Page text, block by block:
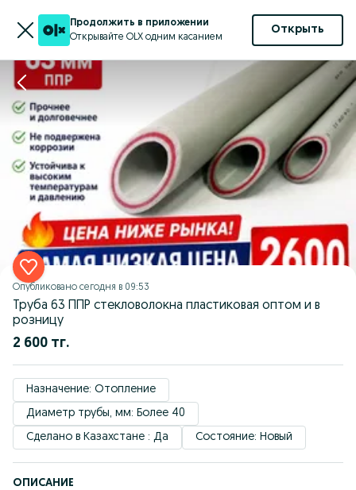
Продолжить в приложении
Открывайте OLX одним касанием
Открыть
Опубликовано сегодня в 09:53
Труба 63 ППР стекловолокна пластиковая оптом и в
розницу
2 600 тг.
Назначение: Отопление
Диаметр трубы, мм: Более 40
Сделано в Казахстане : Да
Состояние: Новый
ОПИСАНИЕ